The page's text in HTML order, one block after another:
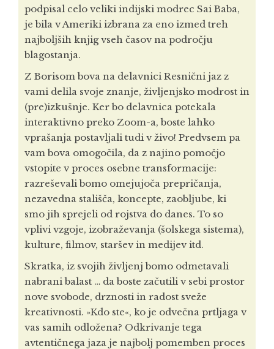
podpisal celo veliki indijski modrec Sai Baba,
je bila v Ameriki izbrana za eno izmed treh
najboljših knjig vseh časov na področju
blagostanja.
Z Borisom bova na delavnici Resnični jaz z
vami delila svoje znanje, življenjsko modrost in
(pre)izkušnje. Ker bo delavnica potekala
interaktivno preko Zoom-a, boste lahko
vprašanja postavljali tudi v živo! Predvsem pa
vam bova omogočila, da z najino pomočjo
vstopite v proces osebne transformacije:
razreševali bomo omejujoča prepričanja,
nezavedna stališča, koncepte, zaobljube, ki
smo jih sprejeli od rojstva do danes. To so
vplivi vzgoje, izobraževanja (šolskega sistema),
kulture, filmov, staršev in medijev itd.
Skratka, iz svojih življenj bomo odmetavali
nabrani balast … da boste začutili v sebi prostor
nove svobode, drznosti in radost sveže
kreativnosti. »Kdo ste«, ko je odvečna prtljaga v
vas samih odložena? Odkrivanje tega
avtentičnega jaza je najbolj pomemben proces